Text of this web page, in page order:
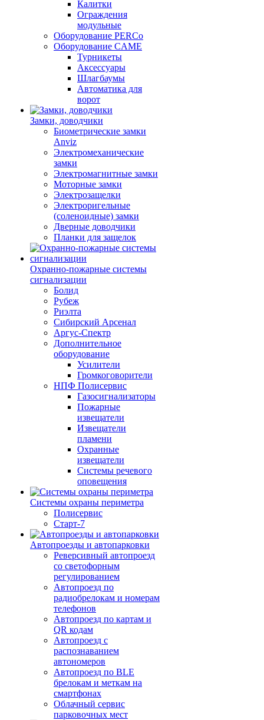
Калитки
Ограждения
модульные
Оборудование PERCo
Оборудование CAME
Турникеты
Аксессуары
Шлагбаумы
Автоматика для
ворот
Замки, доводчики
Биометрические замки
Anviz
Электромеханические
замки
Электромагнитные замки
Моторные замки
Электрозащелки
Электроригельные
(cоленоидные) замки
Дверные доводчики
Планки для защелок
Охранно-пожарные системы
сигнализации
Болид
Рубеж
Риэлта
Сибирский Арсенал
Аргус-Спектр
Дополнительное
оборудование
Усилители
Громкоговорители
НПФ Полисервис
Газосигнализаторы
Пожарные
извещатели
Извещатели
пламени
Охранные
извещатели
Системы речевого
оповещения
Системы охраны периметра
Полисервис
Старт-7
Автопроезды и автопарковки
Реверсивный автопроезд
со светофорным
регулированием
Автопроезд по
радиобрелокам и номерам
телефонов
Автопроезд по картам и
QR кодам
Автопроезд с
распознаванием
автономеров
Автопроезд по BLE
брелокам и меткам на
смартфонах
Облачный сервис
парковочных мест